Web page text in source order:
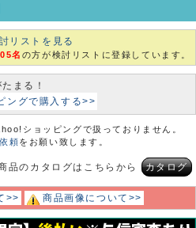
リストを見る
名 の方が検討リストに登録しています。
まる！
ングで購入する>>
ショッピングで扱っておりません。
頼をお願い致します。
品のカタログはこちらから カタログ
>> 商品画像について>>